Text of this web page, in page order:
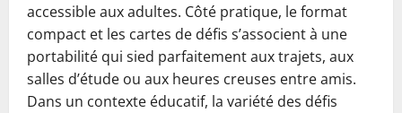
accessible aux adultes. Côté pratique, le format
compact et les cartes de défis s’associent à une
portabilité qui sied parfaitement aux trajets, aux
salles d’étude ou aux heures creuses entre amis.
Dans un contexte éducatif, la variété des défis